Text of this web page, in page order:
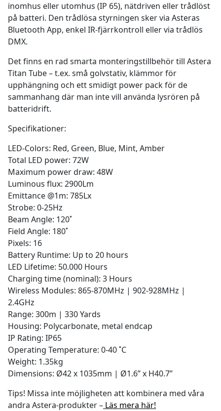
inomhus eller utomhus (IP 65), nätdriven eller trådlöst
på batteri. Den trådlösa styrningen sker via Asteras
Bluetooth App, enkel IR-fjärrkontroll eller via trådlös
DMX.
Det finns en rad smarta monteringstillbehör till Astera
Titan Tube – t.ex. små golvstativ, klämmor för
upphängning och ett smidigt power pack för de
sammanhang där man inte vill använda lysrören på
batteridrift.
Specifikationer:
LED-Colors: Red, Green, Blue, Mint, Amber
Total LED power: 72W
Maximum power draw: 48W
Luminous flux: 2900Lm
Emittance @1m: 785Lx
Strobe: 0-25Hz
Beam Angle: 120˚
Field Angle: 180˚
Pixels: 16
Battery Runtime: Up to 20 hours
LED Lifetime: 50.000 Hours
Charging time (nominal): 3 Hours
Wireless Modules: 865-870MHz | 902-928MHz |
2.4GHz
Range: 300m | 330 Yards
Housing: Polycarbonate, metal endcap
IP Rating: IP65
Operating Temperature: 0-40 ˚C
Weight: 1.35kg
Dimensions: Ø42 x 1035mm | Ø1.6” x H40.7”
Tips! Missa inte möjligheten att kombinera med våra
andra Astera-produkter– Läs mera här!